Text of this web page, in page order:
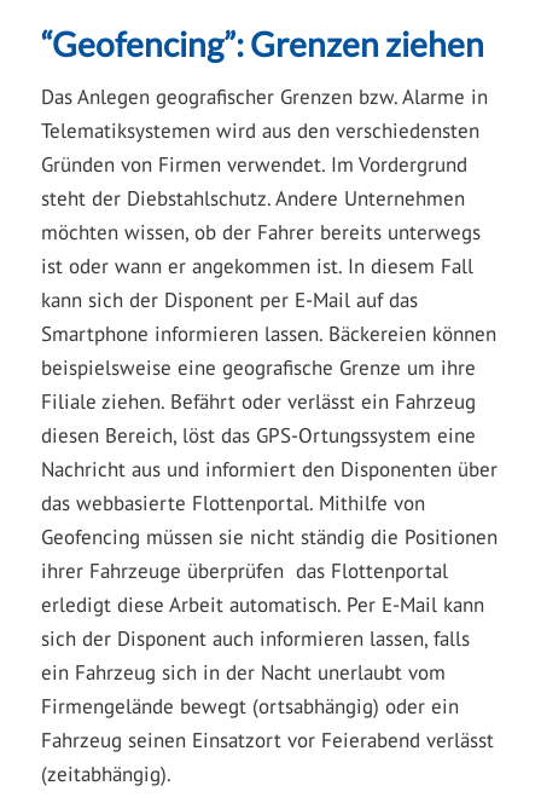
“Geofencing”: Grenzen ziehen
Das Anlegen geografischer Grenzen bzw. Alarme in
Telematiksystemen wird aus den verschiedensten
Gründen von Firmen verwendet. Im Vordergrund
steht der Diebstahlschutz. Andere Unternehmen
möchten wissen, ob der Fahrer bereits unterwegs
ist oder wann er angekommen ist. In diesem Fall
kann sich der Disponent per E-Mail auf das
Smartphone informieren lassen. Bäckereien können
beispielsweise eine geografische Grenze um ihre
Filiale ziehen. Befährt oder verlässt ein Fahrzeug
diesen Bereich, löst das GPS-Ortungssystem eine
Nachricht aus und informiert den Disponenten über
das webbasierte Flottenportal. Mithilfe von
Geofencing müssen sie nicht ständig die Positionen
ihrer Fahrzeuge überprüfen  das Flottenportal
erledigt diese Arbeit automatisch. Per E-Mail kann
sich der Disponent auch informieren lassen, falls
ein Fahrzeug sich in der Nacht unerlaubt vom
Firmengelände bewegt (ortsabhängig) oder ein
Fahrzeug seinen Einsatzort vor Feierabend verlässt
(zeitabhängig).